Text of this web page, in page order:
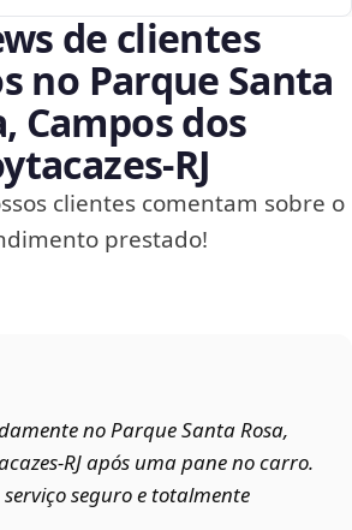
de clientes
no Parque Santa
Campos dos
clientes comentam sobre o
prestado!
no Parque Santa Rosa,
após uma pane no carro.
seguro e totalmente